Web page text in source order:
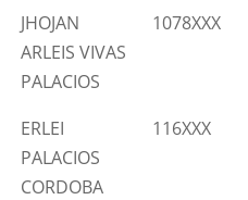
JHOJAN
ARLEIS VIVAS
PALACIOS
1078XXX
ERLEI
PALACIOS
CORDOBA
116XXX